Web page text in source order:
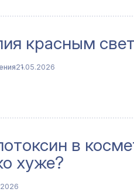
красным
21.05.2026
в
хуже?